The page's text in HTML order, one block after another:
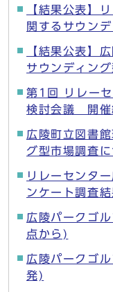
【結果公表】
関するサウン
【結果公表】
サウンディン
第1回 リレー
検討会議 開催
広陵町立図書
グ型市場調査に
リレーセンタ
ンケート調査
広陵パークゴ
点から)
広陵パークゴ
発)